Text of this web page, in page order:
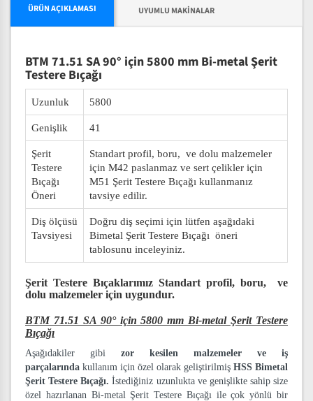
ÜRÜN AÇIKLAMASI UYUMLU MAKINALAR
BTM 71.51 SA 90° için 5800 mm Bi-metal Şerit
Testere Bıçağı
Uzunluk 5800
Genişlik 41
Şerit
Testere
Bıçağı
Öneri
Standart profil, boru, ve dolu malzemeler
için M42 paslanmaz ve sert çelikler için
M51 Şerit Testere Bıçağı kullanmanız
tavsiye edilir.
Diş ölçüsü
Tavsiyesi
Doğru diş seçimi için lütfen aşağıdaki
Bimetal Şerit Testere Bıçağı öneri
tablosunu inceleyiniz.
Şerit Testere Bıçaklarımız Standart profil, boru, ve
dolu malzemeler için uygundur.
BTM 71.51 SA 90° için 5800 mm Bi-metal Şerit Testere
Bıçağı
Aşağıdakiler gibi zor kesilen malzemeler ve iş
parçalarında kullanım için özel olarak geliştirilmiş HSS Bimetal
Şerit Testere Bıçağı.İstediğiniz uzunlukta ve genişlikte sahip size
özel hazırlanan Bi-metal Şerit Testere Bıçağı ile çok yönlü bir